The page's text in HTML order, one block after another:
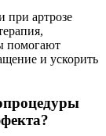
при артрозе
помогают
и ускорить